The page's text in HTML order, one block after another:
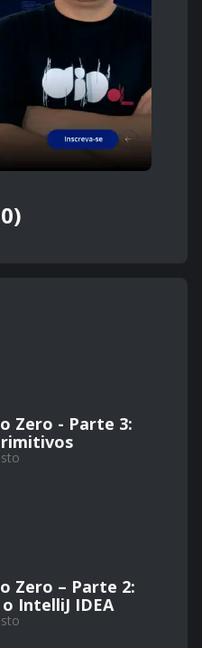
Zero - Parte 3:
Zero – Parte 2:
IntelliJ IDEA